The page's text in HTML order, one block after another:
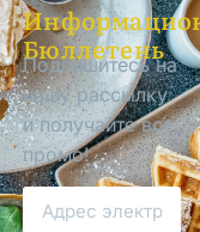
Бюллетень
Подпишитесь на
нашу рассылку
и получайте все
промо!